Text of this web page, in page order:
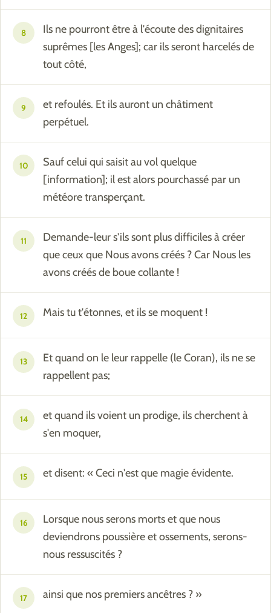
8
Ils ne pourront être à l'écoute des dignitaires
suprêmes [les Anges]; car ils seront harcelés de
tout côté,
9
et refoulés. Et ils auront un châtiment
perpétuel.
10
Sauf celui qui saisit au vol quelque
[information]; il est alors pourchassé par un
météore transperçant.
11
Demande-leur s'ils sont plus difficiles à créer
que ceux que Nous avons créés ? Car Nous les
avons créés de boue collante !
12 Mais tu t'étonnes, et ils se moquent !
13
Et quand on le leur rappelle (le Coran), ils ne se
rappellent pas;
14
et quand ils voient un prodige, ils cherchent à
s'en moquer,
15 et disent: « Ceci n'est que magie évidente.
16
Lorsque nous serons morts et que nous
deviendrons poussière et ossements, serons-
nous ressuscités ?
17 ainsi que nos premiers ancêtres ? »